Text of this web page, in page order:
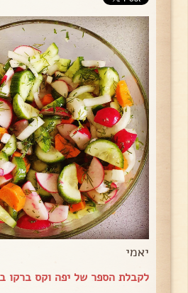
יאמי
לקבלת הספר של יפה וקס ברקו